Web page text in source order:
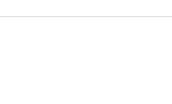
是映日荷花別樣紅